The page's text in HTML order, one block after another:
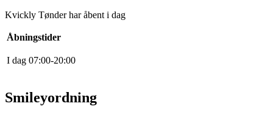
Kvickly Tønder har åbent i dag
Åbningstider
I dag 07:00-20:00
Smileyordning